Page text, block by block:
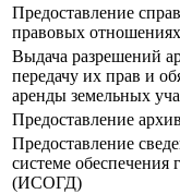
Предоставление
правовых отношениях
Выдача разрешений
передачу их прав и
аренды земельных
Предоставление
Предоставление
системе обеспечения
(ИСОГД)